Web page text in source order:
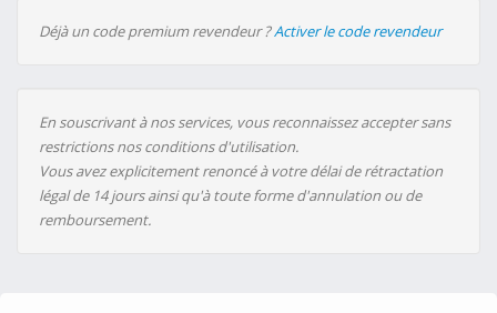
Déjà un code premium revendeur ?Activer le code revendeur
En souscrivant à nos services, vous reconnaissez accepter sans
restrictions nos conditions d'utilisation.
Vous avez explicitement renoncé à votre délai de rétractation
légal de 14 jours ainsi qu'à toute forme d'annulation ou de
remboursement.